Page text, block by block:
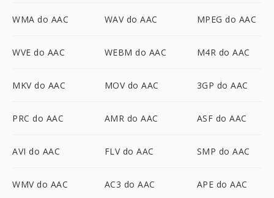
WMA do AAC WAV do AAC MPEG do AAC
WVE do AAC WEBM do AAC M4R do AAC
MKV do AAC MOV do AAC 3GP do AAC
PRC do AAC AMR do AAC ASF do AAC
AVI do AAC FLV do AAC SMP do AAC
WMV do AAC AC3 do AAC APE do AAC